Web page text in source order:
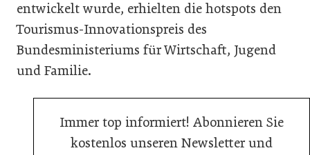
entwickelt wurde, erhielten die hotspots den
Tourismus-Innovationspreis des
Bundesministeriums für Wirtschaft, Jugend
und Familie.
Immer top informiert! Abonnieren Sie
kostenlos unseren Newsletter und